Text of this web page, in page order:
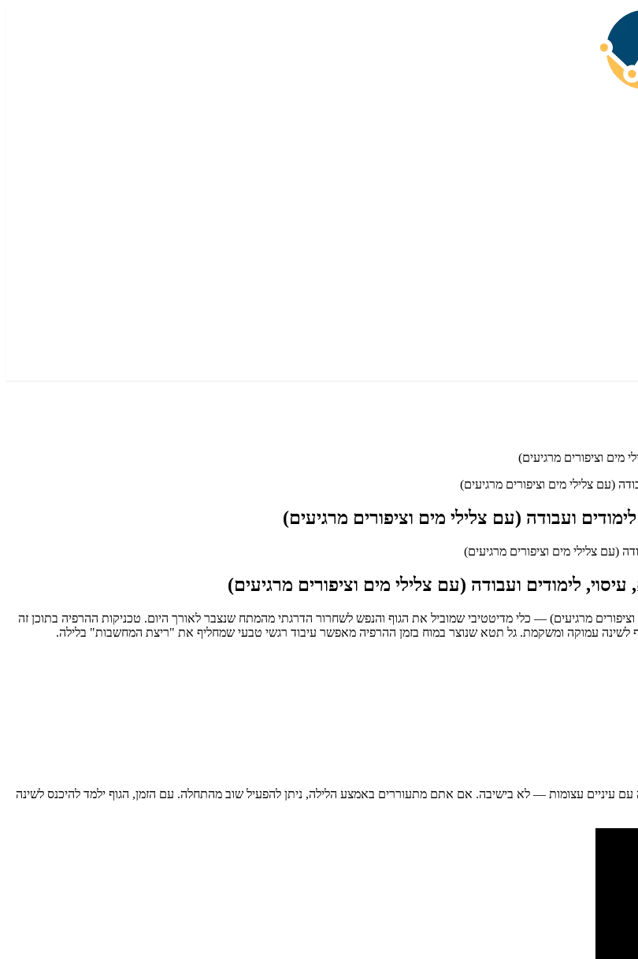
וציפורים מרגיעים) — כלי מדיטטיבי שמוביל את הגוף והנפש לשחרור הדרגתי מהמתח שנצבר לאורך היום. טכניקות ההרפיה בתוכן זה
עמוקה ומשקמת. גל תטא שנוצר במוח בזמן ההרפיה מאפשר עיבוד רגשי טבעי שמחליף את "ריצת המחשבות" בלילה.
עיניים עצומות — לא בישיבה. אם אתם מתעוררים באמצע הלילה, ניתן להפעיל שוב מהתחלה. עם הזמן, הגוף ילמד להיכנס לשינה